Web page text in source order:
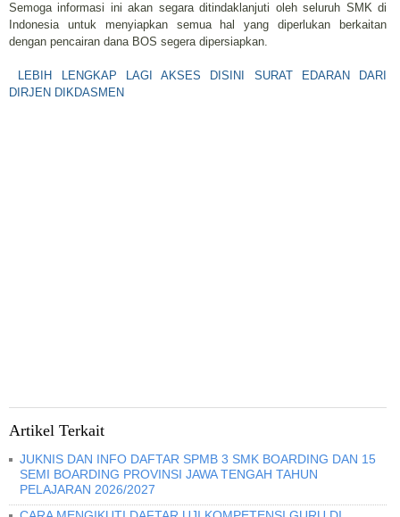
Semoga informasi ini akan segara ditindaklanjuti oleh seluruh SMK di
Indonesia untuk menyiapkan semua hal yang diperlukan berkaitan
dengan pencairan dana BOS segera dipersiapkan.
LEBIH LENGKAP LAGI AKSES DISINI SURAT EDARAN DARI
DIRJEN DIKDASMEN
Artikel Terkait
JUKNIS DAN INFO DAFTAR SPMB 3 SMK BOARDING DAN 15
SEMI BOARDING PROVINSI JAWA TENGAH TAHUN
PELAJARAN 2026/2027